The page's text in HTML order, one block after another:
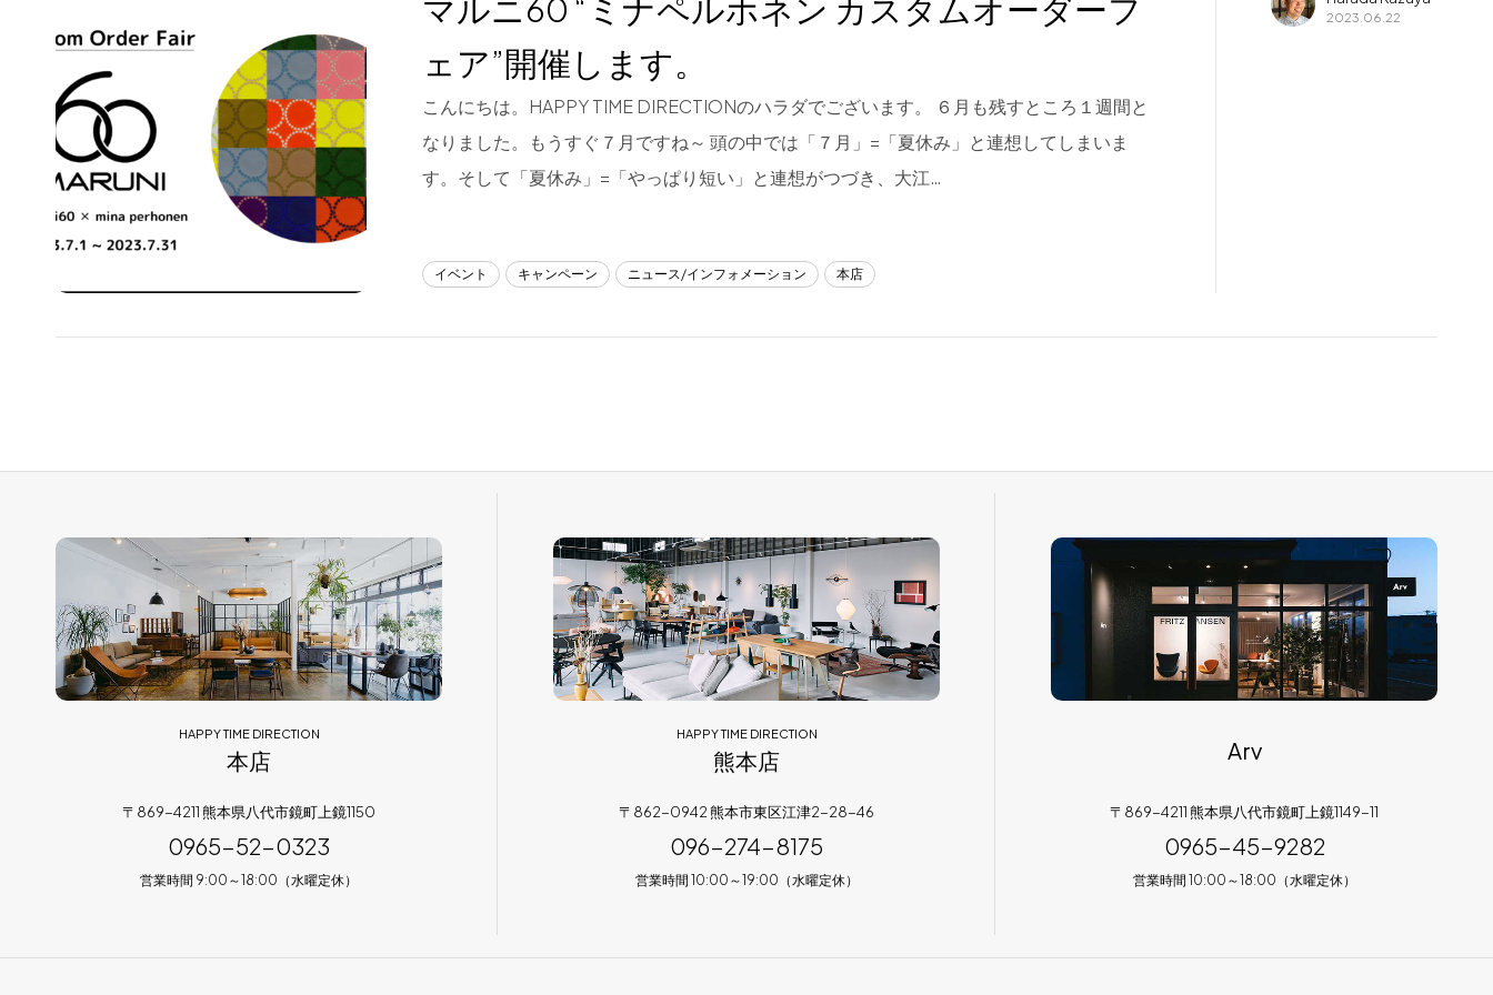
About us
for Business
Recruit
熊本店
096-274-8175
0965-45-9282
マルニ60 “ミナペルホネン カスタムオーダーフ
ェア”開催します。
こんにちは。HAPPY TIME DIRECTIONのハラダでございます。 ６月も残すところ１週間と
なりました。もうすぐ７月ですね～ 頭の中では「７月」=「夏休み」と連想してしまいま
す。そして「夏休み」=「やっぱり短い」と連想がつづき、大江…
イベント キャンペーン ニュース/インフォメーション 本店
2023.06.22
HAPPY TIME DIRECTION
本店
〒869-4211 熊本県八代市鏡町上鏡1150
0965-52-0323
営業時間 9:00～18:00（水曜定休）
HAPPY TIME DIRECTION
熊本店
〒862-0942 熊本市東区江津2-28-46
096-274-8175
営業時間 10:00～19:00（水曜定休）
Arv
〒869-4211 熊本県八代市鏡町上鏡1149-11
0965-45-9282
営業時間 10:00～18:00（水曜定休）